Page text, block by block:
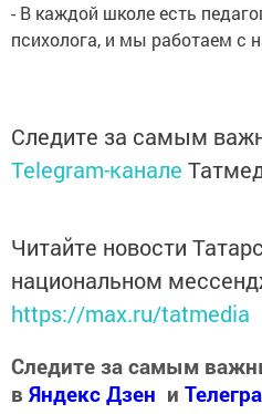
- В каждой школе есть
психолога, и мы работаем с
Следите за самым
Telegram-канале
Читайте новости
национальном
https://max.ru/tatmedia
Следите за самым
в Яндекс Дзен и